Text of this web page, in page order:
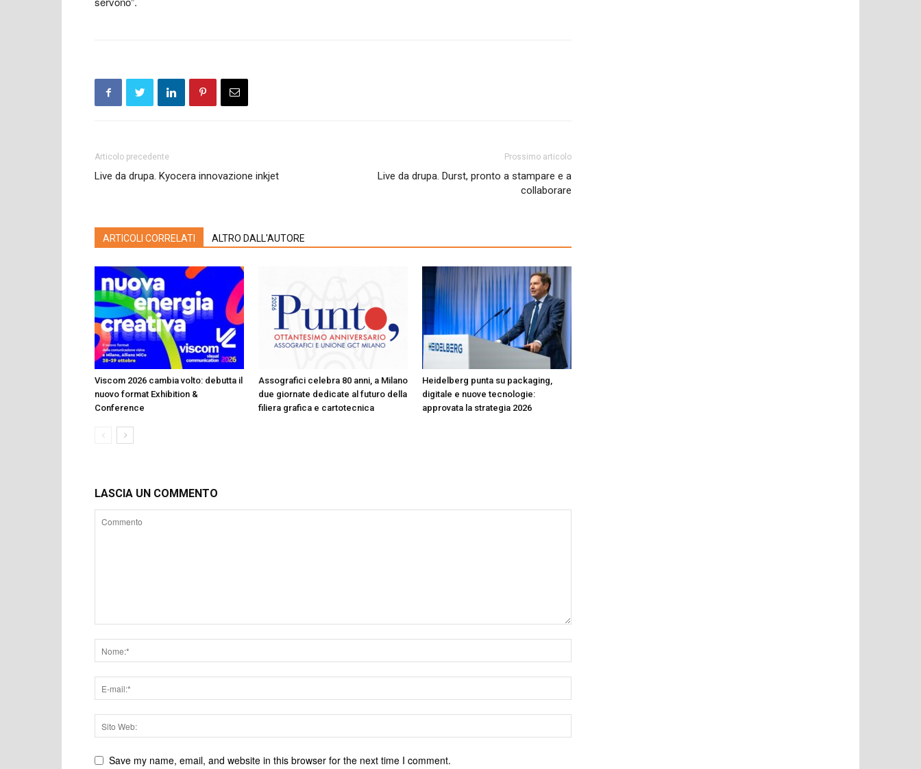
Articolo precedente
Live da drupa. Kyocera innovazione inkjet
Prossimo articolo
Live da drupa. Durst, pronto a stampare e a
collaborare
ARTICOLI CORRELATI ALTRO DALL'AUTORE
Viscom 2026 cambia volto: debutta il
nuovo format Exhibition &
Conference
Assografici celebra 80 anni, a Milano
due giornate dedicate al futuro della
filiera grafica e cartotecnica
Heidelberg punta su packaging,
digitale e nuove tecnologie:
approvata la strategia 2026
LASCIA UN COMMENTO
Save my name, email, and website in this browser for the next time I comment.